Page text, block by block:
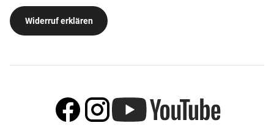
Widerruf erklären